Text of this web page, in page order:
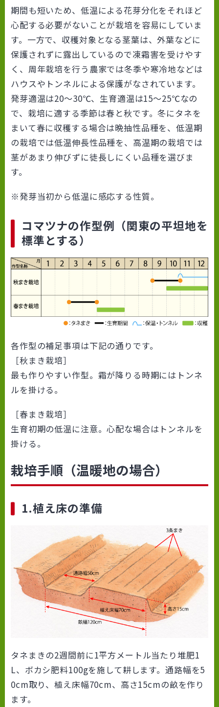
期間も短いため、低温による花芽分化をそれほど
心配する必要がないことが栽培を容易にしていま
す。一方で、収穫対象となる茎葉は、外葉などに
保護されずに露出しているので凍霜害を受けやす
く、周年栽培を行う農家では冬季や寒冷地などは
ハウスやトンネルによる保護がなされています。
発芽適温は20～30℃、生育適温は15～25℃なの
で、栽培に適する季節は春と秋です。冬にタネを
まいて春に収穫する場合は晩抽性品種を、低温期
の栽培では低温伸長性品種を、高温期の栽培では
茎があまり伸びずに徒長しにくい品種を選びま
す。
※発芽当初から低温に感応する性質。
コマツナの作型例（関東の平坦地を
標準とする）
各作型の補足事項は下記の通りです。
［秋まき栽培］
最も作りやすい作型。霜が降りる時期にはトンネ
ルを掛ける。
［春まき栽培］
生育初期の低温に注意。心配な場合はトンネルを
掛ける。
栽培手順（温暖地の場合）
1.植え床の準備
タネまきの2週間前に1平方メートル当たり堆肥1
L、ボカシ肥料100gを施して耕します。通路幅を5
0cm取り、植え床幅70cm、高さ15cmの畝を作り
ます。